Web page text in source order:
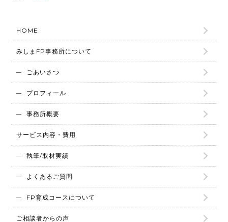
HOME
みしまFP事務所について
ごあいさつ
プロフィール
事務所概要
サービス内容・費用
執筆/取材実績
よくあるご質問
FP育成コースについて
ご相談者からの声